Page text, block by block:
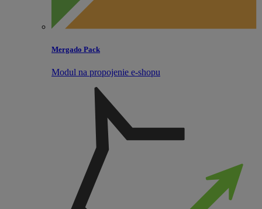
Mergado Pack
Modul na propojenie e‑shopu